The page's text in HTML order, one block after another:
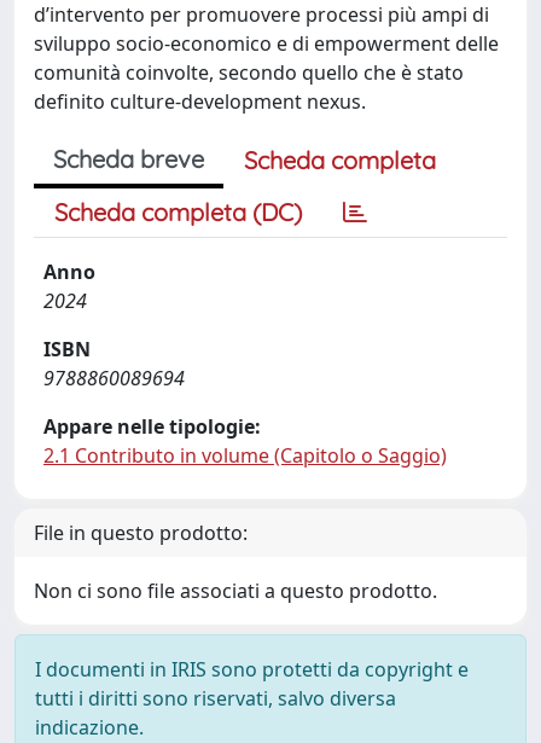
d’intervento per promuovere processi più ampi di
sviluppo socio-economico e di empowerment delle
comunità coinvolte, secondo quello che è stato
definito culture-development nexus.
Scheda breve
Scheda completa
Scheda completa (DC)
Anno
2024
ISBN
9788860089694
Appare nelle tipologie:
2.1 Contributo in volume (Capitolo o Saggio)
File in questo prodotto:
Non ci sono file associati a questo prodotto.
I documenti in IRIS sono protetti da copyright e
tutti i diritti sono riservati, salvo diversa
indicazione.